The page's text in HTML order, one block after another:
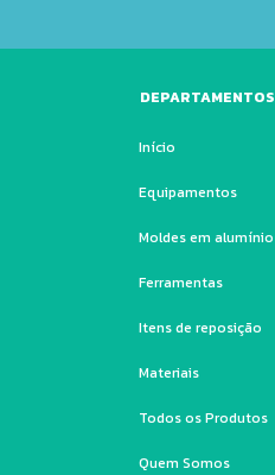
DEPARTAMENTOS
Início
Equipamentos
Moldes em alumínio
Ferramentas
Itens de reposição
Materiais
Todos os Produtos
Quem Somos